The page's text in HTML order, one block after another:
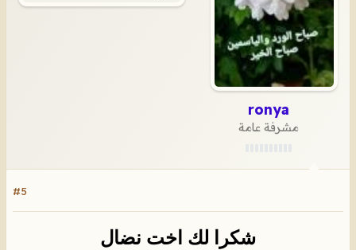
ronya
مشرفة عامة
#5
شكرا لك اخت نضال